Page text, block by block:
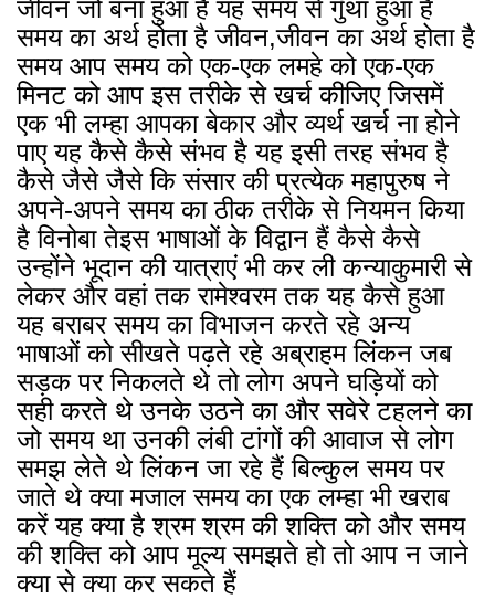
जीवन जो बना हुआ है यह समय से गुँथा हुआ है
समय का अर्थ होता है जीवन,जीवन का अर्थ होता है
समय आप समय को एक-एक लमहे को एक-एक
मिनट को आप इस तरीके से खर्च कीजिए जिसमें
एक भी लम्हा आपका बेकार और व्यर्थ खर्च ना होने
पाए यह कैसे कैसे संभव है यह इसी तरह संभव है
कैसे जैसे जैसे कि संसार की प्रत्येक महापुरुष ने
अपने-अपने समय का ठीक तरीके से नियमन किया
है विनोबा तेइस भाषाओं के विद्वान हैं कैसे कैसे
उन्होंने भूदान की यात्राएं भी कर ली कन्याकुमारी से
लेकर और वहां तक रामेश्वरम तक यह कैसे हुआ
यह बराबर समय का विभाजन करते रहे अन्य
भाषाओं को सीखते पढ़ते रहे अब्राहम लिंकन जब
सड़क पर निकलते थे तो लोग अपने घड़ियों को
सही करते थे उनके उठने का और सवेरे टहलने का
जो समय था उनकी लंबी टांगों की आवाज से लोग
समझ लेते थे लिंकन जा रहे हैं बिल्कुल समय पर
जाते थे क्या मजाल समय का एक लम्हा भी खराब
करें यह क्या है श्रम श्रम की शक्ति को और समय
की शक्ति को आप मूल्य समझते हो तो आप न जाने
क्या से क्या कर सकते हैं